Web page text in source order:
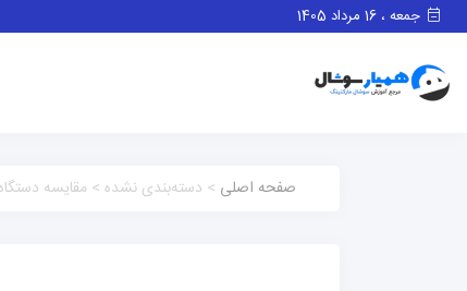
جمعه ، 16 مرداد 1405
صفحه اصلی > دسته‌بندی نشده > مقایسه